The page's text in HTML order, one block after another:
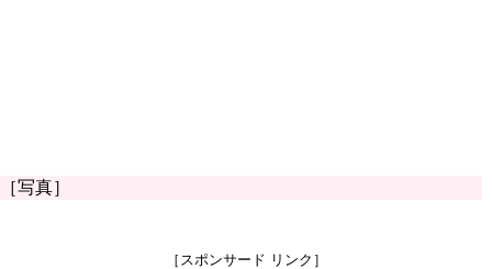
［写真］
［スポンサード リンク］